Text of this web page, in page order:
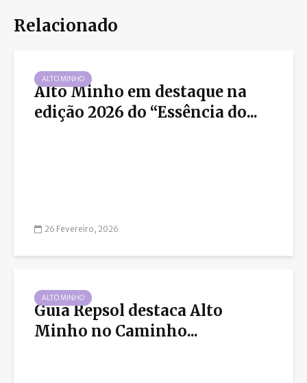
Relacionado
ALTO MINHO
Alto Minho em destaque na
edição 2026 do “Essência do...
26 Fevereiro, 2026
ALTO MINHO
Guia Repsol destaca Alto
Minho no Caminho...